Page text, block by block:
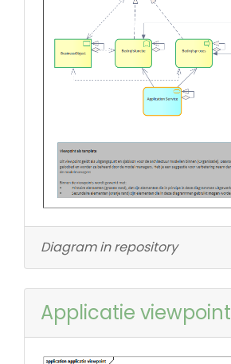
Diagram in repository
Applicatie viewpoint